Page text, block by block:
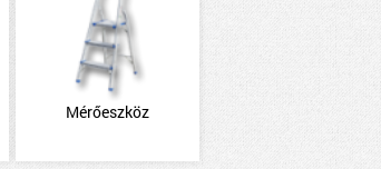
Mérőeszköz